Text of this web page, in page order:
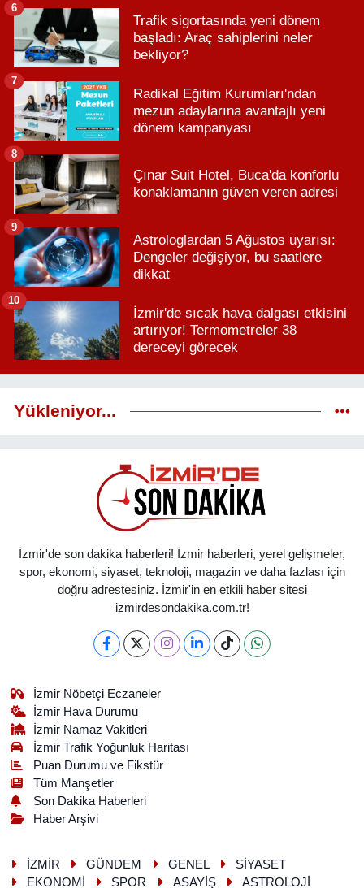
Trafik sigortasında yeni dönem
başladı: Araç sahiplerini neler
bekliyor?
6
Radikal Eğitim Kurumları'ndan
mezun adaylarına avantajlı yeni
dönem kampanyası
7
Çınar Suit Hotel, Buca'da konforlu
konaklamanın güven veren adresi
8
Astrologlardan 5 Ağustos uyarısı:
Dengeler değişiyor, bu saatlere
dikkat
9
İzmir'de sıcak hava dalgası etkisini
artırıyor! Termometreler 38
dereceyi görecek
10
Yükleniyor...
İzmir'de son dakika haberleri! İzmir haberleri, yerel gelişmeler,
spor, ekonomi, siyaset, teknoloji, magazin ve daha fazlası için
doğru adrestesiniz. İzmir'in en etkili haber sitesi
izmirdesondakika.com.tr!
İzmir Nöbetçi Eczaneler
İzmir Hava Durumu
İzmir Namaz Vakitleri
İzmir Trafik Yoğunluk Haritası
Puan Durumu ve Fikstür
Tüm Manşetler
Son Dakika Haberleri
Haber Arşivi
İZMİR GÜNDEM GENEL
SİYASET
EKONOMİ
SPOR ASAYİŞ ASTROLOJİ